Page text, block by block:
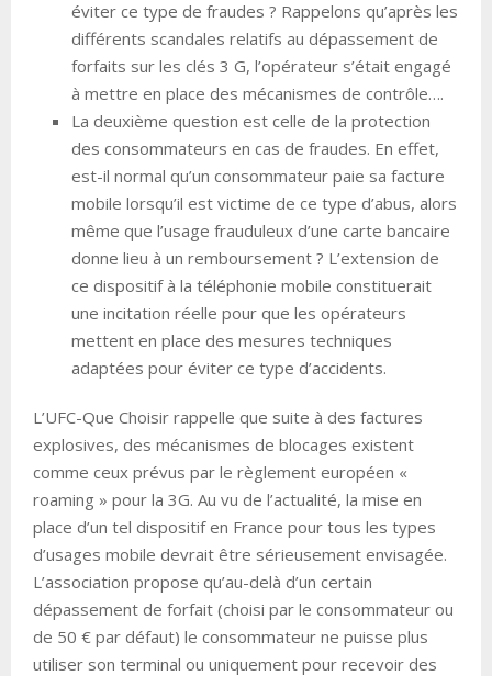
éviter ce type de fraudes ? Rappelons qu’après les
différents scandales relatifs au dépassement de
forfaits sur les clés 3 G, l’opérateur s’était engagé
à mettre en place des mécanismes de contrôle….
La deuxième question est celle de la protection
des consommateurs en cas de fraudes. En effet,
est-il normal qu’un consommateur paie sa facture
mobile lorsqu’il est victime de ce type d’abus, alors
même que l’usage frauduleux d’une carte bancaire
donne lieu à un remboursement ? L’extension de
ce dispositif à la téléphonie mobile constituerait
une incitation réelle pour que les opérateurs
mettent en place des mesures techniques
adaptées pour éviter ce type d’accidents.
L’UFC-Que Choisir rappelle que suite à des factures
explosives, des mécanismes de blocages existent
comme ceux prévus par le règlement européen «
roaming » pour la 3G. Au vu de l’actualité, la mise en
place d’un tel dispositif en France pour tous les types
d’usages mobile devrait être sérieusement envisagée.
L’association propose qu’au-delà d’un certain
dépassement de forfait (choisi par le consommateur ou
de 50 € par défaut) le consommateur ne puisse plus
utiliser son terminal ou uniquement pour recevoir des